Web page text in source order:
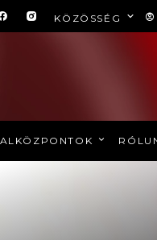
KÖZÖSSÉG
ALKÖZPONTOK